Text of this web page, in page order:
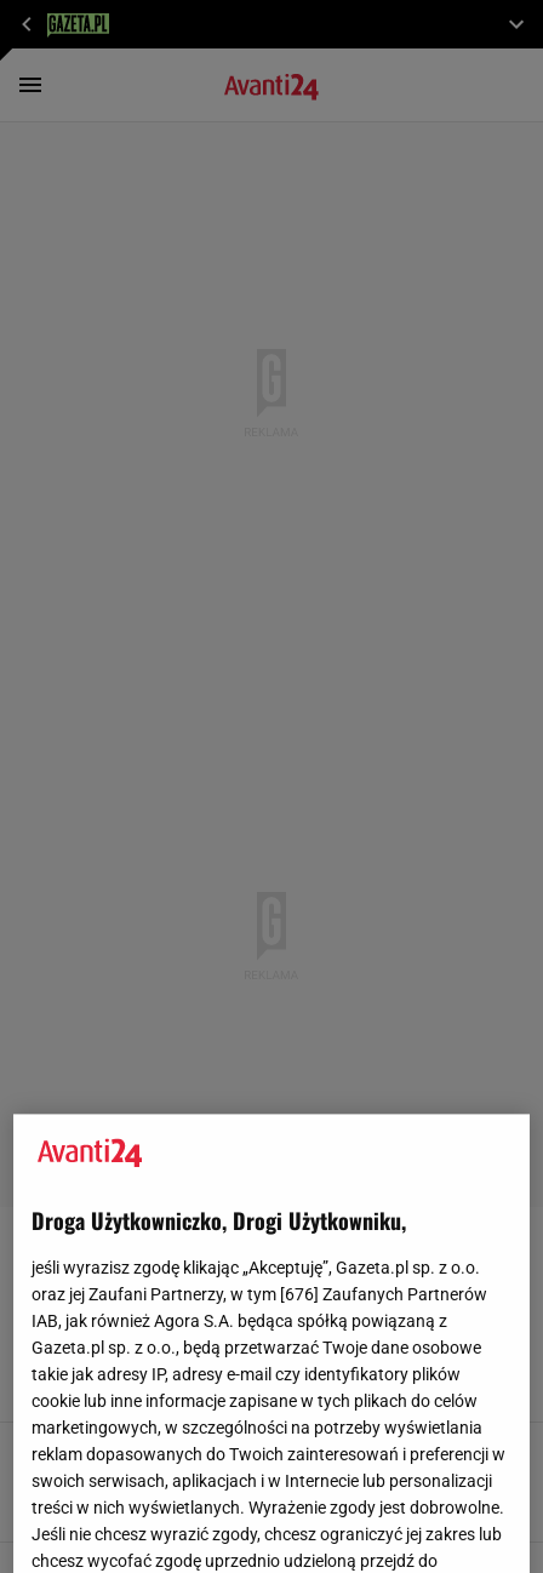
OZDOBY
Jeszcze do niedawna nikt za nimi nie
przepadał, dzisiaj są TOP dodatkiem! Podkręcą
każdy look
Natalia Szyperek, 25 CZERWCA 2024, 17:00
Nie ma lepszej pamiątki z okazji chrztu czy
komunii! Medaliki są piękne i przetrwają lata
Natalia Szyperek,20 MAJA 2024, 18:20
Droga Użytkowniczko, Drogi Użytkowniku,
jeśli wyrazisz zgodę klikając „Akceptuję”, Gazeta.pl sp. z o.o.
oraz jej Zaufani Partnerzy, w tym [676] Zaufanych Partnerów
IAB, jak również Agora S.A. będąca spółką powiązaną z
Gazeta.pl sp. z o.o., będą przetwarzać Twoje dane osobowe
takie jak adresy IP, adresy e-mail czy identyfikatory plików
cookie lub inne informacje zapisane w tych plikach do celów
marketingowych, w szczególności na potrzeby wyświetlania
reklam dopasowanych do Twoich zainteresowań i preferencji w
swoich serwisach, aplikacjach i w Internecie lub personalizacji
treści w nich wyświetlanych. Wyrażenie zgody jest dobrowolne.
Jeśli nie chcesz wyrazić zgody, chcesz ograniczyć jej zakres lub
chcesz wycofać zgodę uprzednio udzieloną przejdź do